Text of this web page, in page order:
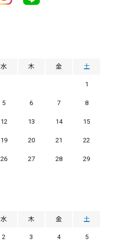
水 木 金 土
1
5 6 7 8
12 13 14 15
19 20 21 22
26 27 28 29
水 木 金 土
2 3 4 5